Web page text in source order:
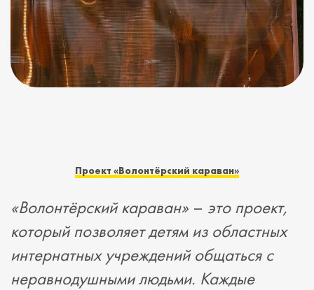
Проект «Волонтёрский караван»
«Волонтёрский караван»– это проект,
который позволяет детям из областных
интернатных учреждений общаться с
неравнодушными людьми. Каждые